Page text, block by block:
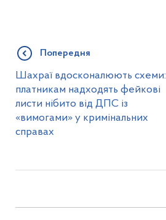
Попередня
Шахраї вдосконалюють схеми:
платникам надходять фейкові
листи нібито від ДПС із
«вимогами» у кримінальних
справах